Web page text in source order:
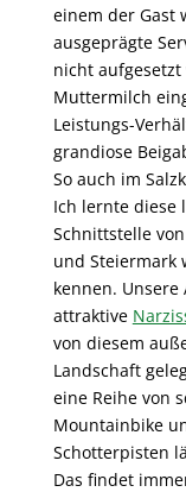
einem der Gast
ausgeprägte
nicht
Muttermilch
Leistungs-
grandiose
So auch im
Ich lernte diese
Schnittstelle
und Steiermark
kennen. Unsere
attraktive
von diesem
Landschaft
eine Reihe von
Mountainbike
Schotterpisten
Das findet